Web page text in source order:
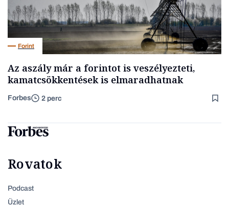
Forint
Az aszály már a forintot is veszélyezteti,
kamatcsökkentések is elmaradhatnak
Forbes 2 perc
Rovatok
Podcast
Üzlet